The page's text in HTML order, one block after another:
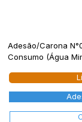
Adesão/Carona
Consumo (Água